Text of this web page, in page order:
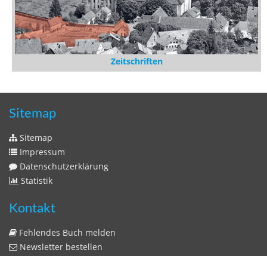
Sitemap
Sitemap